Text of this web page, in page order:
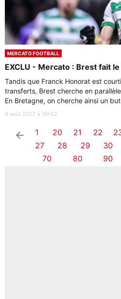
MERCATO FOOTBALL
EXCLU - Mercato : Brest fait
Tandis que Franck Honorat est
transferts, Brest cherche en
En Bretagne, on cherche ainsi un
9 août 2022 à 16h52
arrow_left 1 20 21 22
27
28 29 30
70
80 90